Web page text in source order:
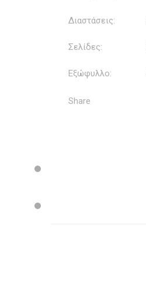
Διαστάσεις:
Σελίδες:
Εξώφυλλο:
Share